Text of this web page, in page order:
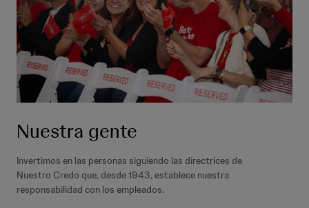
Nuestra gente
Invertimos en las personas siguiendo las directrices de
Nuestro Credo que, desde 1943, establece nuestra
responsabilidad con los empleados.